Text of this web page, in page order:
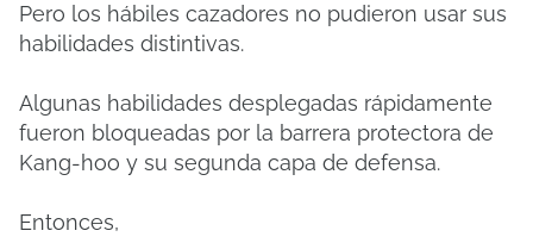
Pero los hábiles cazadores no pudieron usar sus
habilidades distintivas.
Algunas habilidades desplegadas rápidamente
fueron bloqueadas por la barrera protectora de
Kang-hoo y su segunda capa de defensa.
Entonces,